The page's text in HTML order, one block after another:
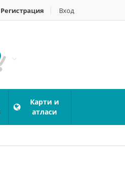
Регистрация Вход
Карти и
атласи